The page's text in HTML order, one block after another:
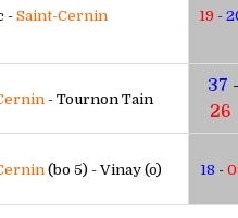
- Saint-Cernin 19 -
- Tournon Tain
37 -
26
(bo 5) - Vinay (o) 18 -